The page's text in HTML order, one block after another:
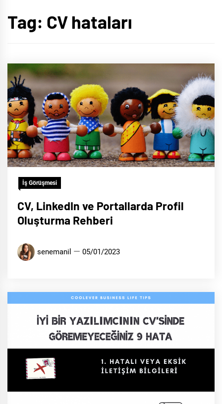
Tag: CV hataları
İş Görüşmesi
CV, LinkedIn ve Portallarda Profil
Oluşturma Rehberi
senemanil 05/01/2023